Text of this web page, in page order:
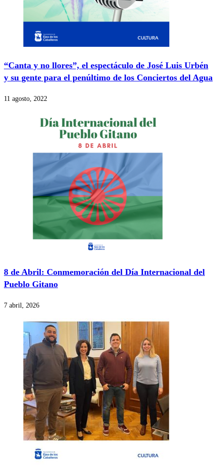
“Canta y no llores”, el espectáculo de José Luis Urbén
y su gente para el penúltimo de los Conciertos del Agua
11 agosto, 2022
8 de Abril: Conmemoración del Día Internacional del
Pueblo Gitano
7 abril, 2026